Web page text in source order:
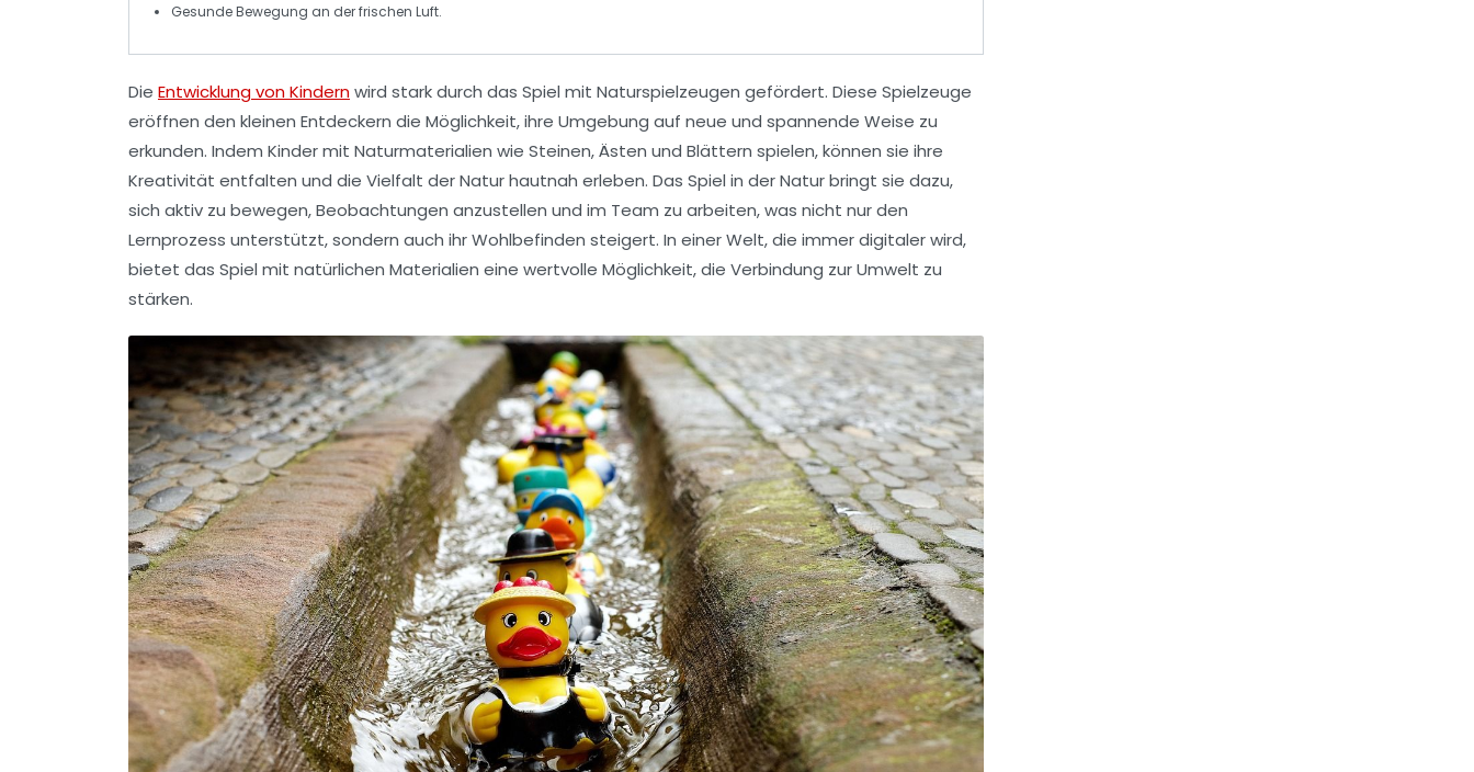
GesundeBewegung an der frischen Luft.
Die Entwicklung von Kindernwird stark durch das Spiel mit Naturspielzeugen gefördert. Diese Spielzeuge
eröffnen den kleinen Entdeckern die Möglichkeit, ihre Umgebung auf neue und spannende Weise zu
erkunden. Indem Kinder mit Naturmaterialien wie Steinen, Ästen und Blättern spielen, können sie ihre
Kreativität entfalten und die Vielfalt der Naturhautnah erleben. Das Spiel in der Natur bringt sie dazu,
sich aktiv zu bewegen,Beobachtungen anzustellen und im Team zu arbeiten, was nicht nur den
Lernprozess unterstützt, sondern auch ihrWohlbefinden steigert. In einer Welt, die immer digitaler wird,
bietet das Spiel mit natürlichen Materialien eine wertvolle Möglichkeit, die Verbindung zur Umwelt zu
stärken.